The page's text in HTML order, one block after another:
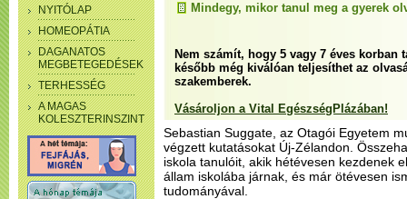
NYITÓLAP
HOMEOPÁTIA
DAGANATOS
MEGBETEGEDÉSEK
TERHESSÉG
A MAGAS
KOLESZTERINSZINT
Mindegy, mikor tanul meg a gyerek
Nem számít, hogy 5 vagy 7 éves
később még kiválóan teljesíthet az
szakemberek.
Vásároljon a Vital EgészségPlázában!
Sebastian Suggate, az Otagói Egyetem
végzett kutatásokat Új-Zélandon.
iskola tanulóit, akik hétévesen kezdenek
állam iskolába járnak, és már ötévesen
tudományával.